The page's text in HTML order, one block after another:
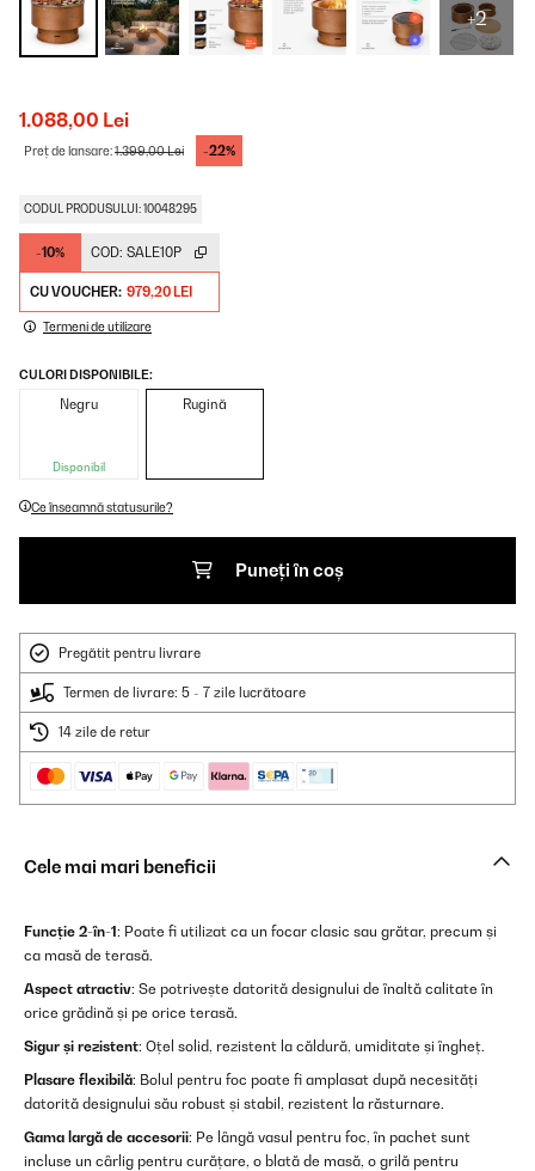
+2
1.088,00 Lei
Preț de lansare:1.399,00 Lei -22%
CODUL PRODUSULUI: 10048295
-10% COD: SALE10P
CU VOUCHER: 979,20 LEI
Termeni de utilizare
CULORI DISPONIBILE:
Negru
Disponibil
Rugină
Ce înseamnă statusurile?
Puneți în coș
Pregătit pentru livrare
Termen de livrare: 5 - 7 zile lucrătoare
14 zile de retur
Cele mai mari beneficii
Funcție 2-în-1: Poate fi utilizat ca un focar clasic sau grătar, precum și
ca masă de terasă.
Aspect atractiv: Se potrivește datorită designului de înaltă calitate în
orice grădină și pe orice terasă.
Sigur și rezistent: Oțel solid, rezistent la căldură, umiditate și îngheț.
Plasare flexibilă: Bolul pentru foc poate fi amplasat după necesități
datorită designului său robust și stabil, rezistent la răsturnare.
Gama largă de accesorii: Pe lângă vasul pentru foc, în pachet sunt
incluse un cârlig pentru curățare, o blată de masă, o grilă pentru